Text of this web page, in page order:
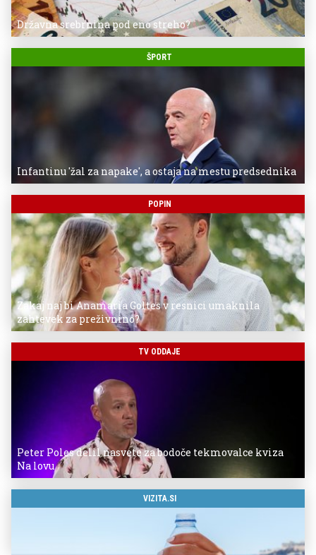
Državna srebrnina pod eno streho?
ŠPORT
Infantinu 'žal za napake', a ostaja na mestu predsednika
POPIN
Zakaj naj bi Anamaria Goltes v resnici umaknila
zahtevek za preživnino?
TV ODDAJE
Peter Poles delil nasvete za bodoče tekmovalce kviza
Na lovu
VIZITA.SI